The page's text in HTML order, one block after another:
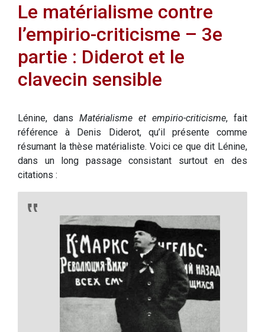
Le matérialisme contre
l’empirio-criticisme – 3e
partie : Diderot et le
clavecin sensible
Lénine, dans Matérialisme et empirio-criticisme, fait
référence à Denis Diderot, qu’il présente comme
résumant la thèse matérialiste. Voici ce que dit Lénine,
dans un long passage consistant surtout en des
citations :